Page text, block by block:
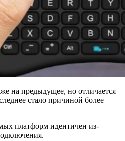
на предыдущее, но отличается
стало причиной более
платформ идентичен из-